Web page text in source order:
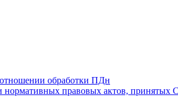
обработки ПДн
правовых актов, принятых